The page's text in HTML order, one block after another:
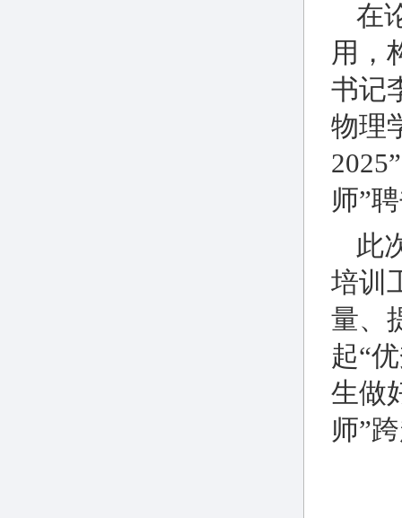
在
用，
书记
物理
师”
此
培训
量、
起“
生做
师”